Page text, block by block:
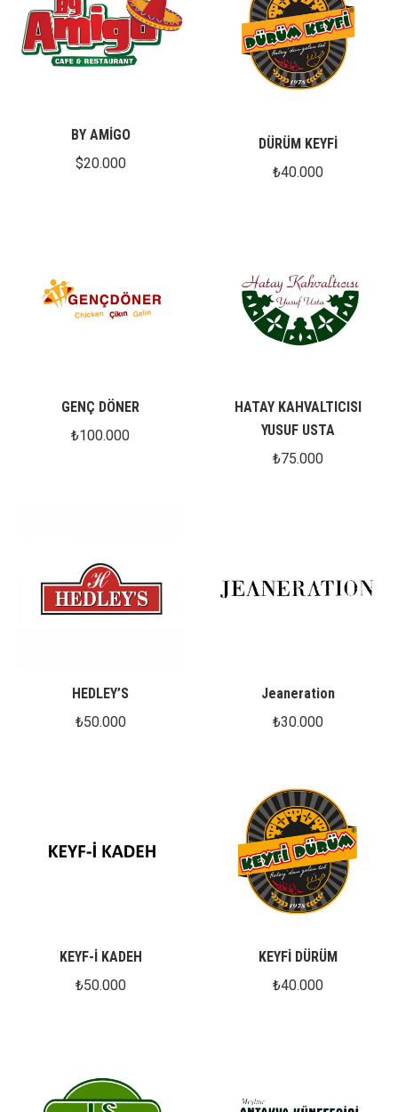
BY AMİGO
$20.000
DÜRÜM KEYFİ
₺40.000
GENÇ DÖNER
₺100.000
HATAY KAHVALTICISI
YUSUF USTA
₺75.000
HEDLEY’S
₺50.000
Jeaneration
₺30.000
KEYF-İ KADEH
₺50.000
KEYFİ DÜRÜM
₺40.000